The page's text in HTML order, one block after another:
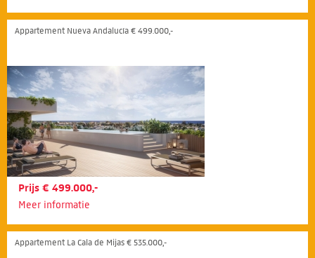
Appartement Nueva Andalucía € 499.000,-
Prijs € 499.000,-
Meer informatie
Appartement La Cala de Mijas € 535.000,-